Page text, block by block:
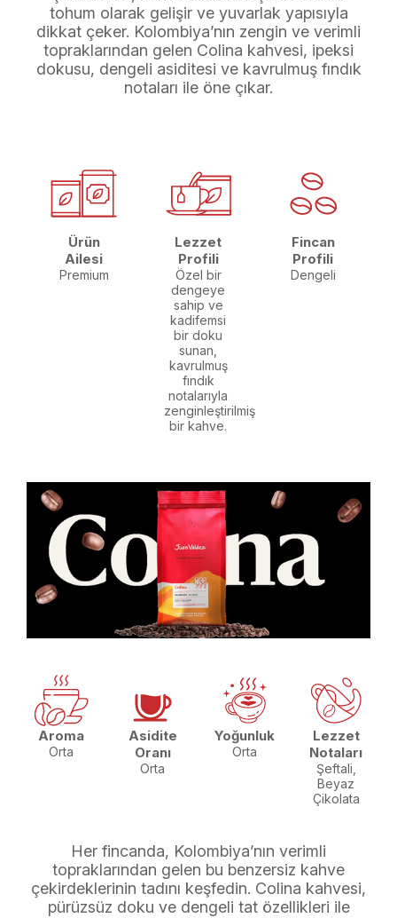
tohum olarak gelişir ve yuvarlak yapısıyla
dikkat çeker. Kolombiya’nın zengin ve verimli
topraklarından gelen Colina kahvesi, ipeksi
dokusu, dengeli asiditesi ve kavrulmuş fındık
notaları ile öne çıkar.
Ürün
Ailesi
Premium
Lezzet
Profili
Özel bir
dengeye
sahip ve
kadifemsi
bir doku
sunan,
kavrulmuş
fındık
notalarıyla
zenginleştirilmiş
bir kahve.
Fincan
Profili
Dengeli
Aroma
Orta
Asidite
Oranı
Orta
Yoğunluk
Orta
Lezzet
Notaları
Şeftali,
Beyaz
Çikolata
Her fincanda, Kolombiya’nın verimli
topraklarından gelen bu benzersiz kahve
çekirdeklerinin tadını keşfedin. Colina kahvesi,
pürüzsüz doku ve dengeli tat özellikleri ile